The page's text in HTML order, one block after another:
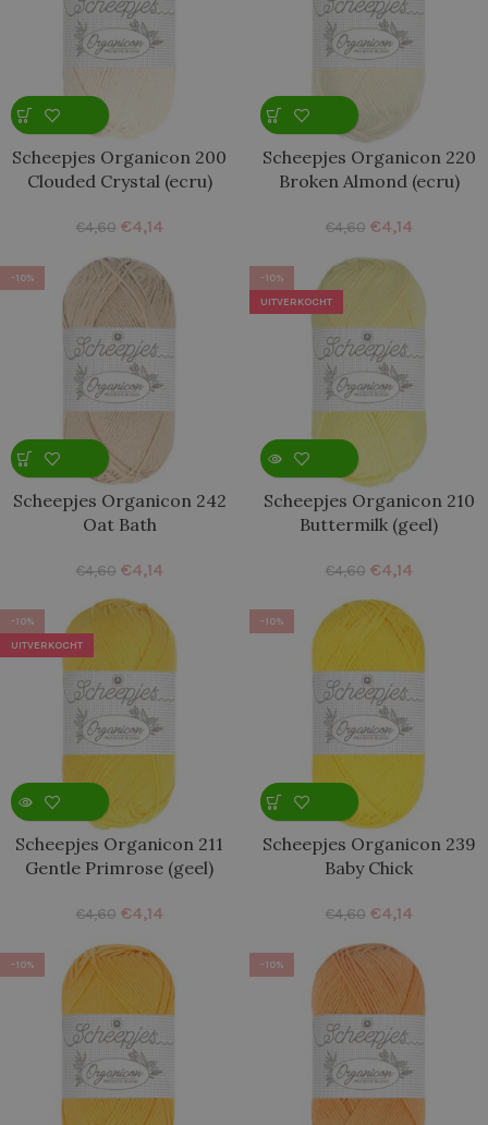
Scheepjes Organicon 200
Clouded Crystal (ecru)
€4,60 €4,14
Scheepjes Organicon 220
Broken Almond (ecru)
€4,60 €4,14
-10%
Scheepjes Organicon 242
Oat Bath
€4,60 €4,14
-10%
UITVERKOCHT
Scheepjes Organicon 210
Buttermilk (geel)
€4,60 €4,14
-10%
UITVERKOCHT
Scheepjes Organicon 211
Gentle Primrose (geel)
€4,60 €4,14
-10%
Scheepjes Organicon 239
Baby Chick
€4,60 €4,14
-10% -10%